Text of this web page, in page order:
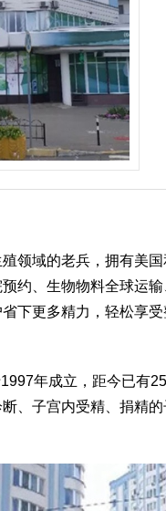
领域的老兵，拥有美
约、生物物料全球运
下更多精力，轻松享
年成立，距今已有
、子宫内受精、捐精